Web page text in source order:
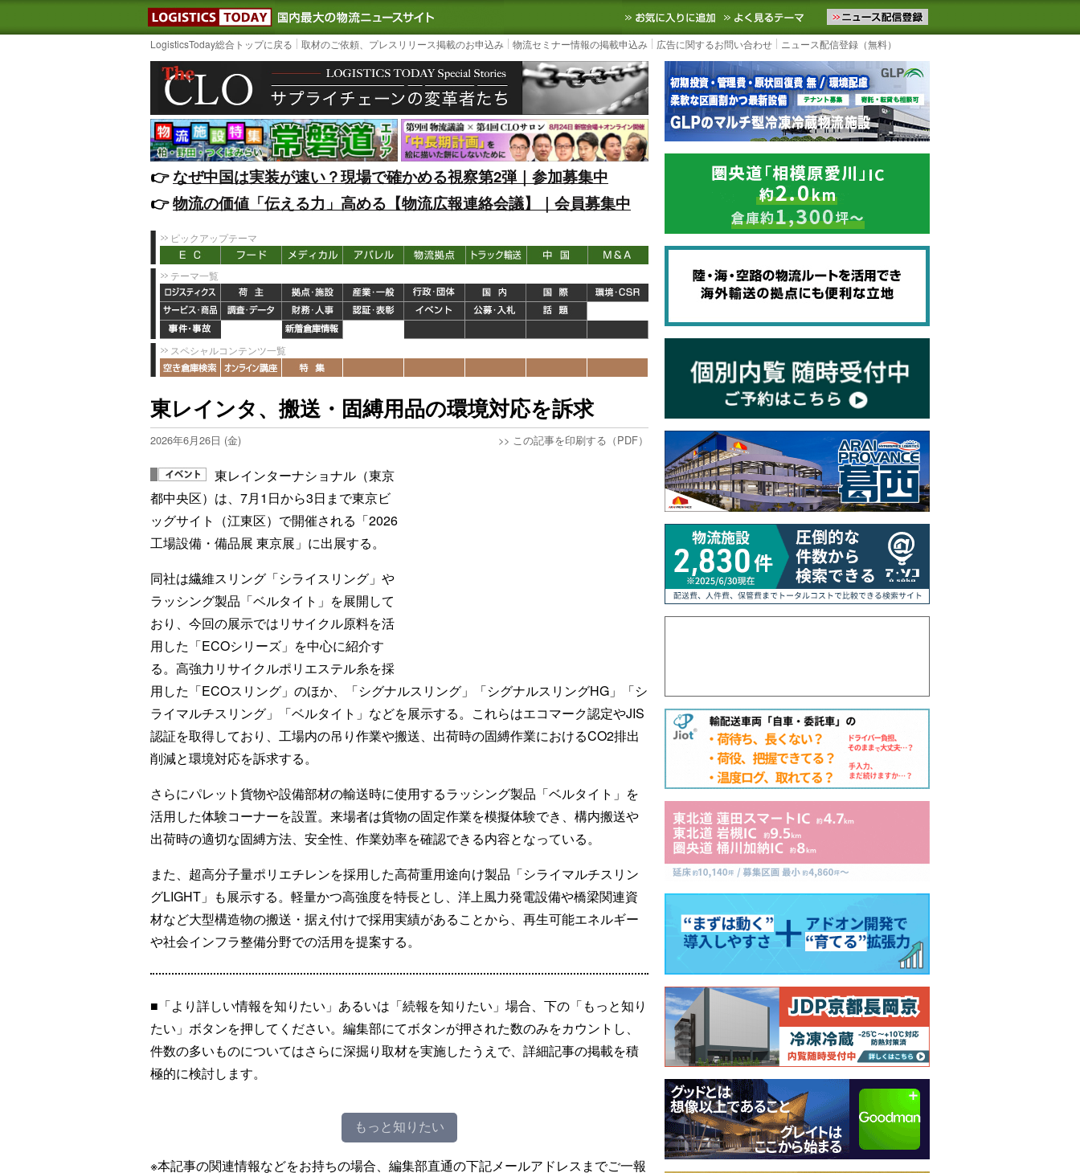
LOGISTICS TODAY｜国内最大の物流ニュースサイト3PL, SCMなど国内外の最新の物流ニュースをお届けします。物流ニュースメール配信を登録す
お気に入りに追加 よく見るテーマ
LogisticsToday総合トップに戻る 取材のご依頼、プレスリリース掲載のお申込み 物流セミナー情報の掲載申込み 広告に関するお問い合わせ ニュース配信登録（無料）
👉️なぜ中国は実装が速い？現場で確かめる視察第2弾｜参加募集中
👉️物流の価値「伝える力」高める【物流広報連絡会議】｜会員募集中
ピックアップテーマ
テーマ一覧
スペシャルコンテンツ一覧
東レインタ、搬送・固縛用品の環境対応を訴求
2026年6月26日 (金) >> この記事を印刷する（PDF）
東レインターナショナル（東京
都中央区）は、7月1日から3日まで東京ビ
ッグサイト（江東区）で開催される「2026
工場設備・備品展 東京展」に出展する。
同社は繊維スリング「シライスリング」や
ラッシング製品「ベルタイト」を展開して
おり、今回の展示ではリサイクル原料を活
用した「ECOシリーズ」を中心に紹介す
る。高強力リサイクルポリエステル糸を採
用した「ECOスリング」のほか、「シグナルスリング」「シグナルスリングHG」「シ
ライマルチスリング」「ベルタイト」などを展示する。これらはエコマーク認定やJIS
認証を取得しており、工場内の吊り作業や搬送、出荷時の固縛作業におけるCO2排出
削減と環境対応を訴求する。
さらにパレット貨物や設備部材の輸送時に使用するラッシング製品「ベルタイト」を
活用した体験コーナーを設置。来場者は貨物の固定作業を模擬体験でき、構内搬送や
出荷時の適切な固縛方法、安全性、作業効率を確認できる内容となっている。
また、超高分子量ポリエチレンを採用した高荷重用途向け製品「シライマルチスリン
グLIGHT」も展示する。軽量かつ高強度を特長とし、洋上風力発電設備や橋梁関連資
材など大型構造物の搬送・据え付けで採用実績があることから、再生可能エネルギー
や社会インフラ整備分野での活用を提案する。
■「より詳しい情報を知りたい」あるいは「続報を知りたい」場合、下の「もっと知り
たい」ボタンを押してください。編集部にてボタンが押された数のみをカウントし、
件数の多いものについてはさらに深掘り取材を実施したうえで、詳細記事の掲載を積
極的に検討します。
もっと知りたい
※本記事の関連情報などをお持ちの場合、編集部直通の下記メールアドレスまでご一報